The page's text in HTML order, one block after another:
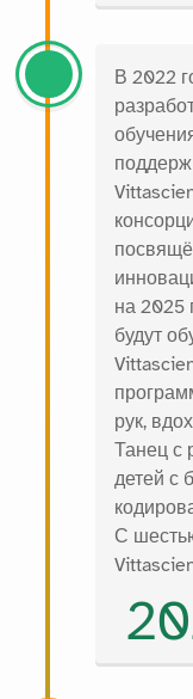
В 2022
на 2025
будут
рук,
Танец с
детей с
С